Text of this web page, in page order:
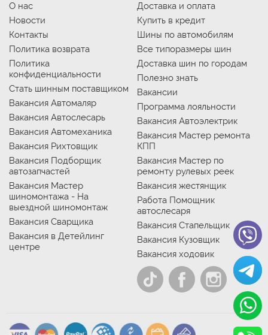
О нас
Новости
Контакты
Политика возврата
Политика
конфиденциальности
Стать шинным поставщиком
Вакансия Автомаляр
Вакансия Автослесарь
Вакансия Автомеханика
Вакансия Рихтовщик
Вакансия Подборщик
автозапчастей
Вакансия Мастер
шиномонтажа - На
выездной шиномонтаж
Вакансия Сварщика
Вакансия в Детейлинг
центре
Доставка и оплата
Купить в кредит
Шины по автомобилям
Все типоразмеры шин
Доставка шин по городам
Полезно знать
Вакансии
Программа лояльности
Вакансия Автоэлектрик
Вакансия Мастер ремонта
КПП
Вакансия Мастер по
ремонту рулевых реек
Вакансия жестянщик
Работа Помощник
автослесаря
Вакансия Стапельщик
Вакансия Кузовщик
Вакансия ходовик